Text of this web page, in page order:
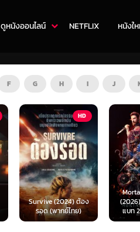
ดูหนังออนไลน์ NETFLIX หนังใ
F G H I J
HD
Mortal Kombat II
(2026) มอร์ทัล คอม
แบท 2 (พากย์ไทย)
เปอร์เ